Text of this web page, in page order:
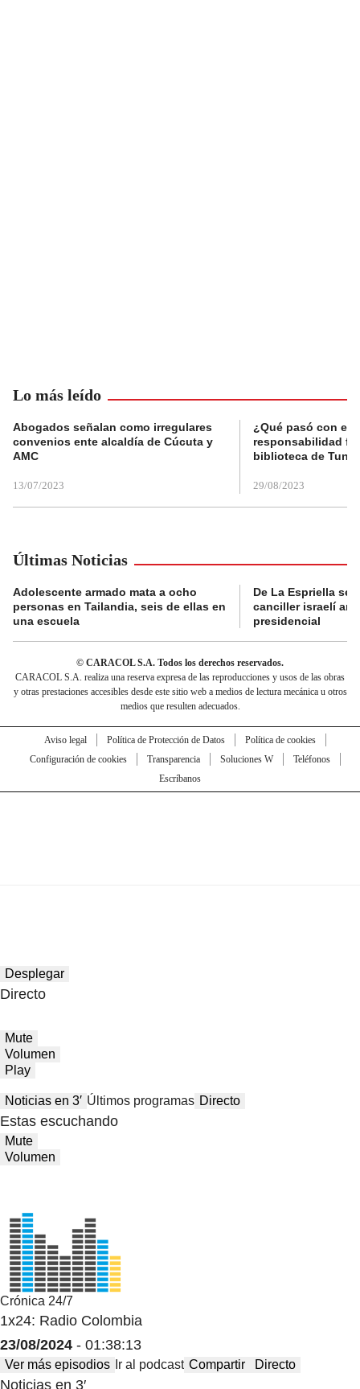
Lo más leído
Abogados señalan como irregulares
convenios ente alcaldía de Cúcuta y
AMC
13/07/2023
¿Qué pasó con el
responsabilidad
biblioteca de
29/08/2023
Últimas Noticias
Adolescente armado mata a ocho
personas en Tailandia, seis de ellas en
una escuela
De La Espriella se
canciller israelí
presidencial
© CARACOL S.A. Todos los derechos reservados.
CARACOL S.A. realiza una reserva expresa de las reproducciones y usos de las obras
y otras prestaciones accesibles desde este sitio web a medios de lectura mecánica u otros
medios que resulten adecuados.
Aviso legal Política de Protección de Datos
Política de cookies
Configuración de cookies
Transparencia Soluciones W
Teléfonos
Escríbanos
Desplegar
Directo
Mute
Volumen
Play
Noticias en 3′ Últimos programas Directo
Estas escuchando
Mute
Volumen
Crónica 24/7
1x24: Radio Colombia
23/08/2024 - 01:38:13
Ver más episodios Ir al podcast Compartir Directo
Noticias en 3′